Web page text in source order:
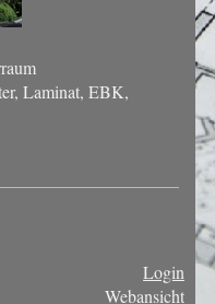
Laminat, EBK,
Login
Webansicht